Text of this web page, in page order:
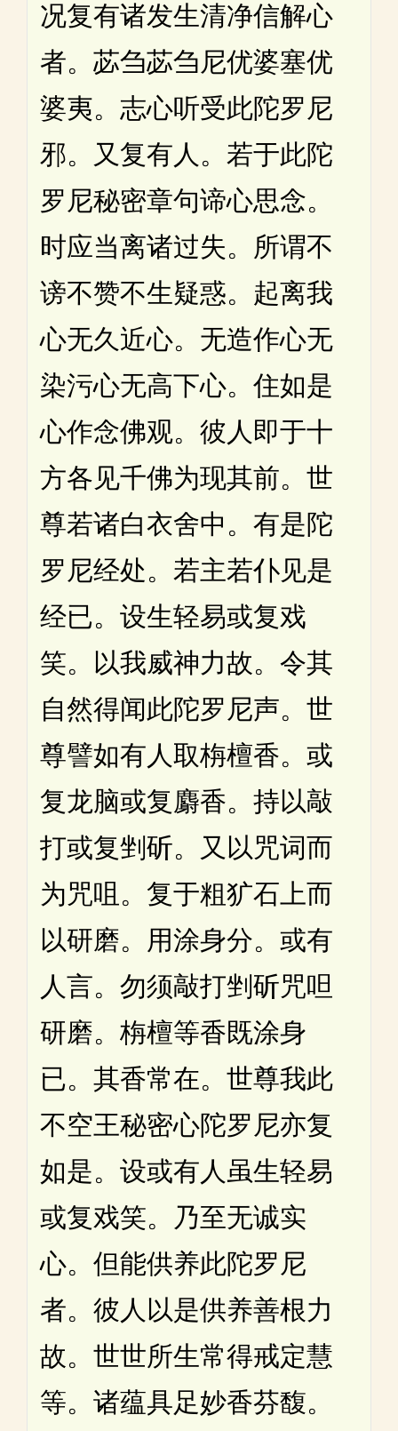
况复有诸发生清净信解心
者。苾刍苾刍尼优婆塞优
婆夷。志心听受此陀罗尼
邪。又复有人。若于此陀
罗尼秘密章句谛心思念。
时应当离诸过失。所谓不
谤不赞不生疑惑。起离我
心无久近心。无造作心无
染污心无高下心。住如是
心作念佛观。彼人即于十
方各见千佛为现其前。世
尊若诸白衣舍中。有是陀
罗尼经处。若主若仆见是
经已。设生轻易或复戏
笑。以我威神力故。令其
自然得闻此陀罗尼声。世
尊譬如有人取栴檀香。或
复龙脑或复麝香。持以敲
打或复剉斫。又以咒词而
为咒咀。复于粗犷石上而
以研磨。用涂身分。或有
人言。勿须敲打剉斫咒呾
研磨。栴檀等香既涂身
已。其香常在。世尊我此
不空王秘密心陀罗尼亦复
如是。设或有人虽生轻易
或复戏笑。乃至无诚实
心。但能供养此陀罗尼
者。彼人以是供养善根力
故。世世所生常得戒定慧
等。诸蕴具足妙香芬馥。